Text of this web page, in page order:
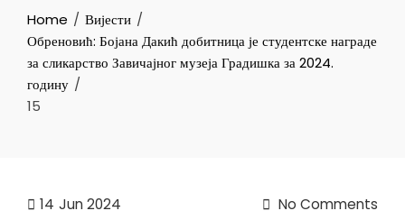
Home
Вијести
Обреновић: Бојана Дакић добитница је студентске награде
за сликарство Завичајног музеја Градишка за 2024.
годину
15
14 Jun 2024 No Comments